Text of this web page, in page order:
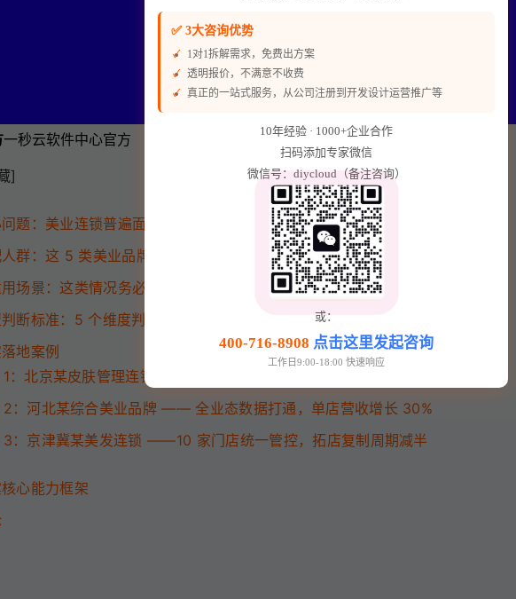
一秒云软件中心官方
]
题：美业连锁普遍面临的 6 大运营痛点
群：这 5 类美业品牌落地价值最显著
场景：这类情况务必先找开发公司梳理方案
断标准：5 个维度判断是否该启动数字化
地案例
1：北京某皮肤管理连锁 —— 会员复购率提升 42%，技师核算效率翻倍
2：河北某综合美业品牌 —— 全业态数据打通，单店营收增长 30%
3：京津冀某美发连锁 ——10 家门店统一管控，拓店复制周期减半
心能力框架
✅ 3大咨询优势
1对1拆解需求，免费出方案
透明报价，不满意不收费
真正的一站式服务，从公司注册到开发设计运营推广等
10年经验 · 1000+企业合作
扫码添加专家微信
微信号：diycloud（备注咨询）
或：
400-716-8908 点击这里发起咨询
工作日9:00-18:00 快速响应